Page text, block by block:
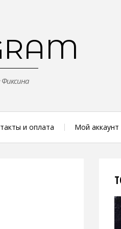
и оплата Мой аккаунт